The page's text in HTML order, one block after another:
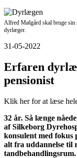
Alfred Mølgård skal bruge sin
dyrlæger.
31-05-2022
Erfaren
pensionist
Klik her for at læse
32 år. Så længe
af Silkeborg
konsulent med
alt fra uddannelse til
tandbehandlingsrum.